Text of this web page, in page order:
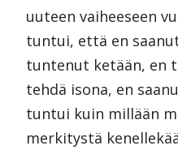
uuteen vaiheeseen
tuntui, että en
tuntenut ketään, en
tehdä isona, en
tuntui kuin millään
merkitystä